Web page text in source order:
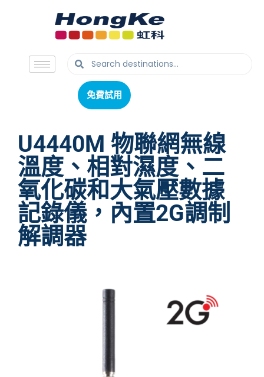
免費試用
免費試用
U4440M 物聯網無線
溫度、相對濕度、二
氧化碳和大氣壓數據
記錄儀，內置2G調制
解調器